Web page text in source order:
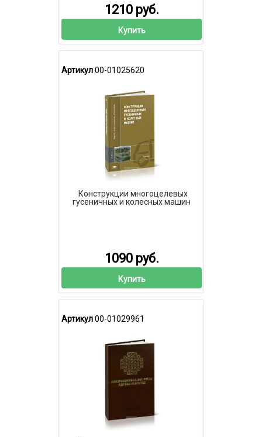
1210 руб.
Купить
Артикул00-01025620
Конструкции многоцелевых
гусеничных и колесных машин
1090 руб.
Купить
Артикул00-01029961